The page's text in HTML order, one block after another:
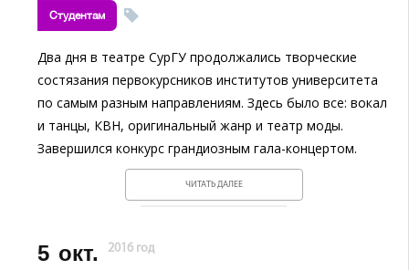
Студентам
Два дня в театре СурГУ продолжались творческие
состязания первокурсников институтов университета
по самым разным направлениям. Здесь было все: вокал
и танцы, КВН, оригинальный жанр и театр моды.
Завершился конкурс грандиозным гала-концертом.
ЧИТАТЬ ДАЛЕЕ
5 окт. 2016 год